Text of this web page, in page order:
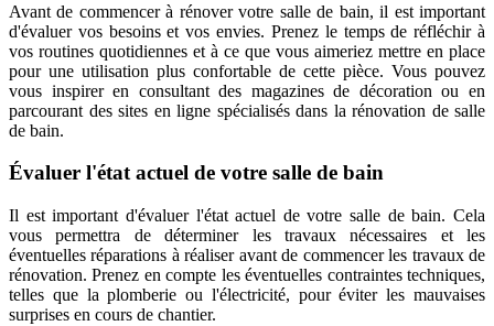
Avant de commencer à rénover votre salle de bain, il est important
d'évaluer vos besoins et vos envies. Prenez le temps de réfléchir à
vos routines quotidiennes et à ce que vous aimeriez mettre en place
pour une utilisation plus confortable de cette pièce. Vous pouvez
vous inspirer en consultant des magazines de décoration ou en
parcourant des sites en ligne spécialisés dans la rénovation de salle
de bain.
Évaluer l'état actuel de votre salle de bain
Il est important d'évaluer l'état actuel de votre salle de bain. Cela
vous permettra de déterminer les travaux nécessaires et les
éventuelles réparations à réaliser avant de commencer les travaux de
rénovation. Prenez en compte les éventuelles contraintes techniques,
telles que la plomberie ou l'électricité, pour éviter les mauvaises
surprises en cours de chantier.